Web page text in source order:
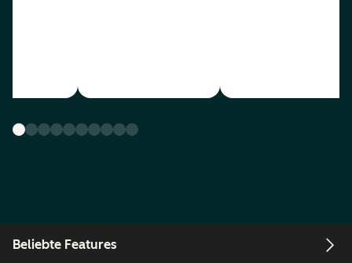
Beliebte Features